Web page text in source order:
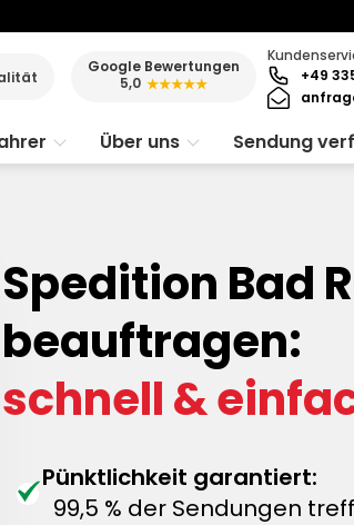
Google Bewertungen
5,0 ★★★★★
+49
Über uns Sendung
Spedition Bad
beauftragen:
schnell &
Pünktlichkeit garantiert:
99,5 % der Sendungen